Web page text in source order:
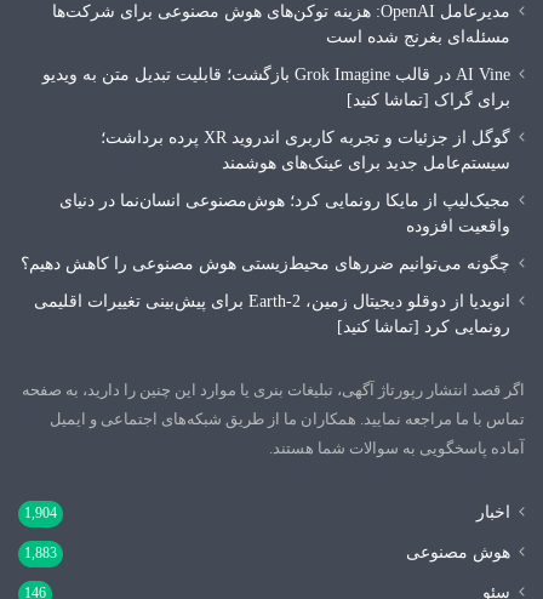
مدیرعامل OpenAI: ‌هزینه توکن‌های هوش مصنوعی برای شرکت‌ها
مسئله‌ای بغرنج شده است
AI Vine در قالب Grok Imagine بازگشت؛ قابلیت تبدیل متن به ویدیو
برای گراک [تماشا کنید]
گوگل از جزئیات و تجربه کاربری اندروید XR پرده برداشت؛
سیستم‌عامل جدید برای عینک‌های هوشمند
مجیک‌لیپ از مایکا رونمایی کرد؛ هوش‌مصنوعی انسان‌نما در دنیای
واقعیت افزوده
چگونه می‌توانیم ضررهای محیط‌زیستی هوش مصنوعی را کاهش دهیم؟
انویدیا از دوقلو دیجیتال زمین، Earth-2 برای پیش‌بینی تغییرات اقلیمی
رونمایی کرد [تماشا کنید]
اگر قصد انتشار رپورتاژ آگهی، تبلیغات بنری یا موارد این چنین را دارید، به صفحه
تماس با ما مراجعه نمایید. همکاران ما از طریق شبکه‌های اجتماعی و ایمیل
آماده پاسخگویی به سوالات شما هستند.
اخبار 1,904
هوش مصنوعی 1,883
سئو 146